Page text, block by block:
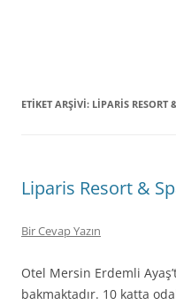
ETIKET ARŞIVI: LIPARIS RESORT
Liparis Resort &
Bir Cevap Yazın
Otel Mersin Erdemli
bakmaktadır. 10 katta